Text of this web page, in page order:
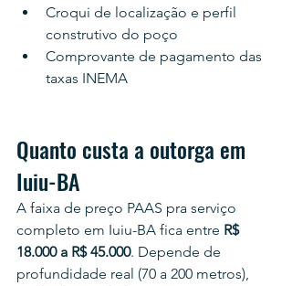
Croqui de localização e perfil
construtivo do poço
Comprovante de pagamento das
taxas INEMA
Quanto custa a outorga em
Iuiu-BA
A faixa de preço PAAS pra serviço
completo em Iuiu-BA fica entre R$
18.000 a R$ 45.000. Depende de
profundidade real (70 a 200 metros),